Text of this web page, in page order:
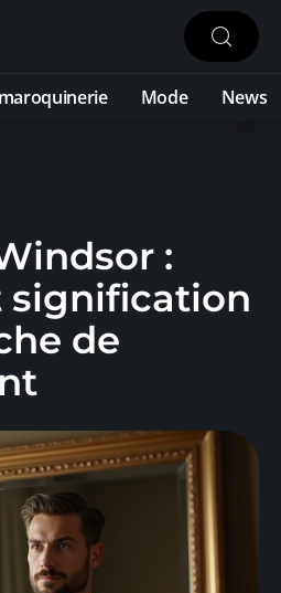
Mode News
:
signification
de